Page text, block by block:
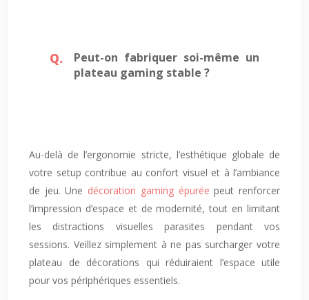
Peut-on fabriquer soi-même un
plateau gaming stable ?
Au-delà de l’ergonomie stricte, l’esthétique globale de
votre setup contribue au confort visuel et à l’ambiance
de jeu. Une décoration gaming épurée peut renforcer
l’impression d’espace et de modernité, tout en limitant
les distractions visuelles parasites pendant vos
sessions. Veillez simplement à ne pas surcharger votre
plateau de décorations qui réduiraient l’espace utile
pour vos périphériques essentiels.